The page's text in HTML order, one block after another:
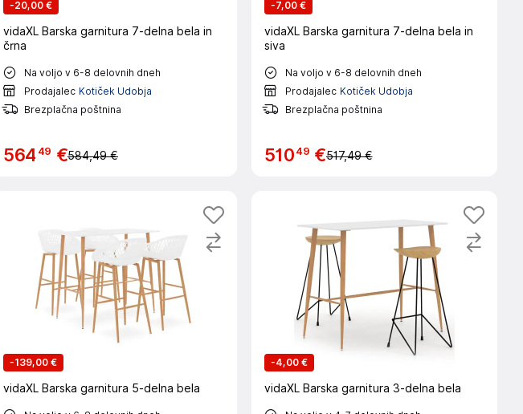
-20,00 €
vidaXL Barska garnitura 7-delna bela in
črna
Na voljo v 6-8 delovnih dneh
Prodajalec Kotiček Udobja
Brezplačna poštnina
564 49 €584,49 €
-7,00 €
vidaXL Barska garnitura 7-delna bela in
siva
Na voljo v 6-8 delovnih dneh
Prodajalec Kotiček Udobja
Brezplačna poštnina
51049 €517,49 €
-139,00 €
vidaXL Barska garnitura 5-delna bela
-4,00 €
vidaXL Barska garnitura 3-delna bela